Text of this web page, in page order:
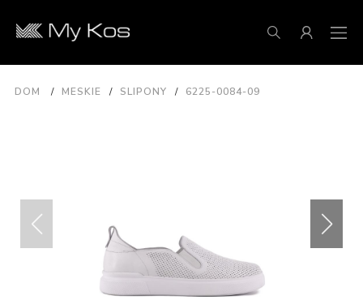
DOM MESKIE SLIPONY 6225-0084-09